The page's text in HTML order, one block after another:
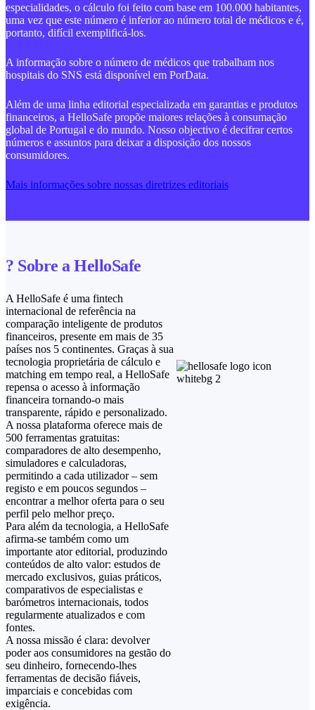
especialidades, o cálculo foi feito com base em 100.000 habitantes,
uma vez que este número é inferior ao número total de médicos e é,
portanto, difícil exemplificá-los.
A informação sobre o número de médicos que trabalham nos
hospitais do SNS está disponível em PorData.
Além de uma linha editorial especializada em garantias e produtos
financeiros, a HelloSafe propõe maiores relações à consumação
global de Portugal e do mundo. Nosso objectivo é decifrar certos
números e assuntos para deixar a disposição dos nossos
consumidores.
Mais informações sobre nossas diretrizes editoriais
? Sobre a HelloSafe
A HelloSafe é uma fintech
internacional de referência na
comparação inteligente de produtos
financeiros, presente em mais de 35
países nos 5 continentes. Graças à sua
tecnologia proprietária de cálculo e
matching em tempo real, a HelloSafe
repensa o acesso à informação
financeira tornando-o mais
transparente, rápido e personalizado.
A nossa plataforma oferece mais de
500 ferramentas gratuitas:
comparadores de alto desempenho,
simuladores e calculadoras,
permitindo a cada utilizador – sem
registo e em poucos segundos –
encontrar a melhor oferta para o seu
perfil pelo melhor preço.
Para além da tecnologia, a HelloSafe
afirma‑se também como um
importante ator editorial, produzindo
conteúdos de alto valor: estudos de
mercado exclusivos, guias práticos,
comparativos de especialistas e
barómetros internacionais, todos
regularmente atualizados e com
fontes.
A nossa missão é clara: devolver
poder aos consumidores na gestão do
seu dinheiro, fornecendo-lhes
ferramentas de decisão fiáveis,
imparciais e concebidas com
exigência.